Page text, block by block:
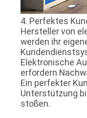
4. Perfektes
Hersteller von
werden ihr
Elektronische
erfordern
Ein perfekter
Unterstützung
stoßen.